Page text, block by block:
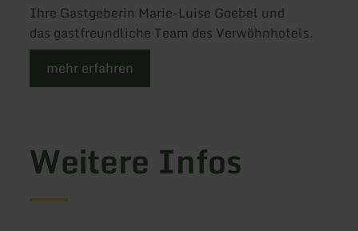
Ihre Gastgeberin Marie-Luise Goebel und
das gastfreundliche Team des Verwöhnhotels.
mehr erfahren
Weitere Infos